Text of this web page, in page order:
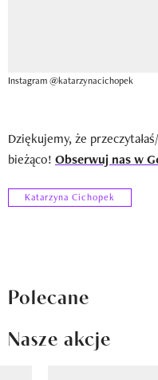
Instagram @katarzynacichopek
Dziękujemy, że
bieżąco! Obserwuj nas w
Katarzyna Cichopek
Polecane
Nasze akcje